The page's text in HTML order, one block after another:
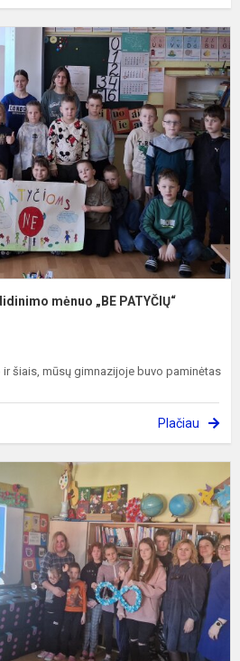
mėnuo „BE PATYČIŲ“
šiais, mūsų gimnazijoje buvo paminėtas
Plačiau